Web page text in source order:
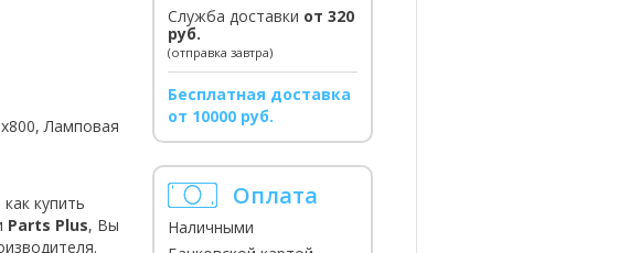
Ламповая
купить
Parts Plus, Вы
Служба доставки от 320
руб.
(отправка завтра)
Бесплатная доставка
от 10000 руб.
Оплата
Наличными